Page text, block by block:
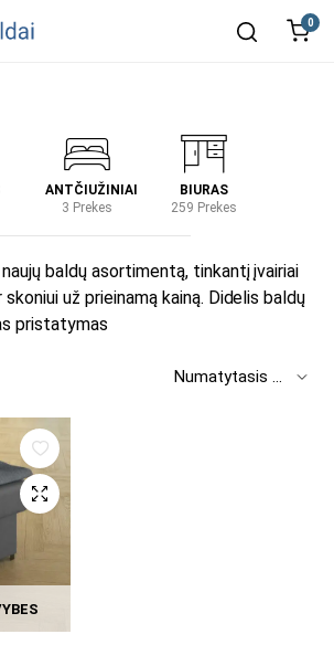
0
ANTČIUŽINIAI
3 Prekes
BIURAS
259 Prekes
baldų asortimentą, tinkantį įvairiai
už prieinamą kainą. Didelis baldų
pristatymas